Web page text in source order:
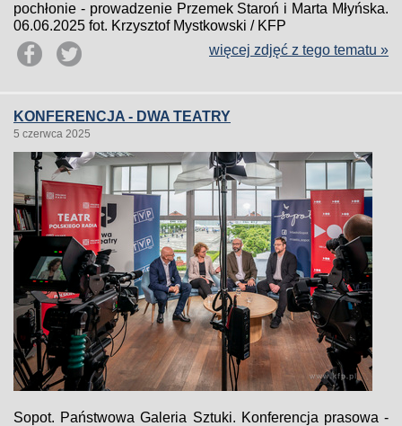
pochłonie - prowadzenie Przemek Staroń i Marta Młyńska.
06.06.2025 fot. Krzysztof Mystkowski / KFP
więcej zdjęć z tego tematu »
KONFERENCJA - DWA TEATRY
5 czerwca 2025
Sopot. Państwowa Galeria Sztuki. Konferencja prasowa -